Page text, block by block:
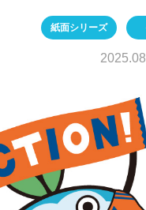
紙面シリーズ